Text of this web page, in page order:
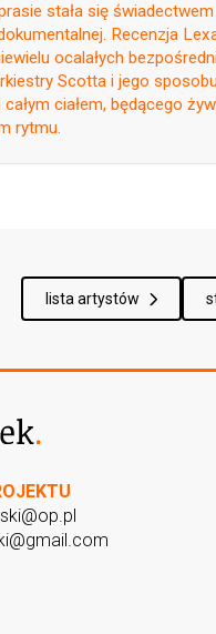
stała się
Recenzja
ocalałych
Scotta i jego
ciałem, będącego
rytmu.
lista artystów